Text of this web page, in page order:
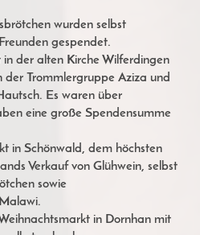
wurden selbst
Freunden gespendet.
der alten Kirche Wilferdingen
der Trommlergruppe Aziza und
Es waren über
eine große Spendensumme
in Schönwald, dem höchsten
Verkauf von Glühwein, selbst
sowie
in Dornhan mit